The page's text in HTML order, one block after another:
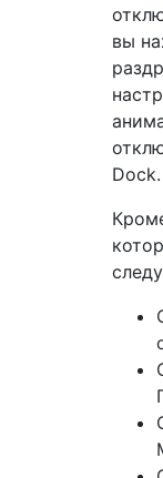
вы
Dock.